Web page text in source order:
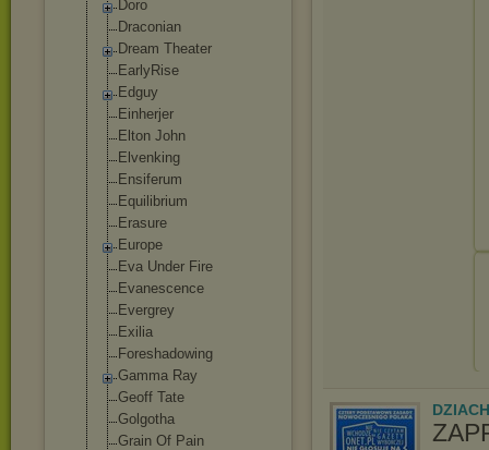
Doro
Draconian
Dream Theater
EarlyRise
Edguy
Einherjer
Elton John
Elvenking
Ensiferum
Equilibrium
Erasure
Europe
Eva Under Fire
Evanescence
Evergrey
Exilia
Foreshadowing
Gamma Ray
Geoff Tate
Golgotha
Grain Of Pain